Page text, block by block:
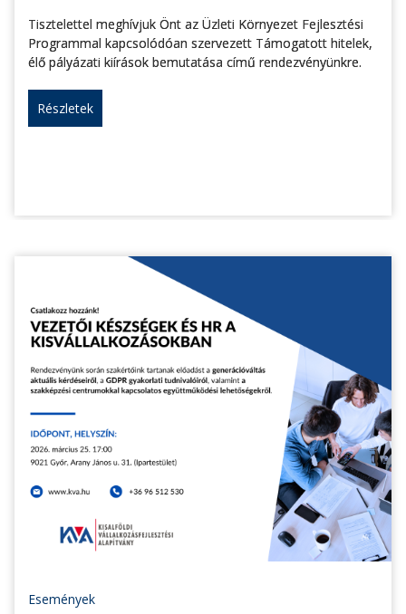
Tisztelettel meghívjuk Önt az Üzleti Környezet Fejlesztési
Programmal kapcsolódóan szervezett Támogatott hitelek,
élő pályázati kiírások bemutatása című rendezvényünkre.
Részletek
Események